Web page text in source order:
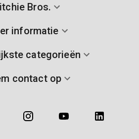
Bros.
informatie
categorieën
contact op